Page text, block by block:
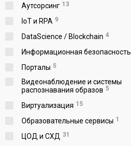
Аутсорсинг 13
IoT и RPA 9
DataScience / Blockchain 4
Информационная безопасность
Порталы 5
Видеонаблюдение и системы
распознавания образов 5
Виртуализация 15
Образовательные сервисы 1
ЦОД и СХД 31